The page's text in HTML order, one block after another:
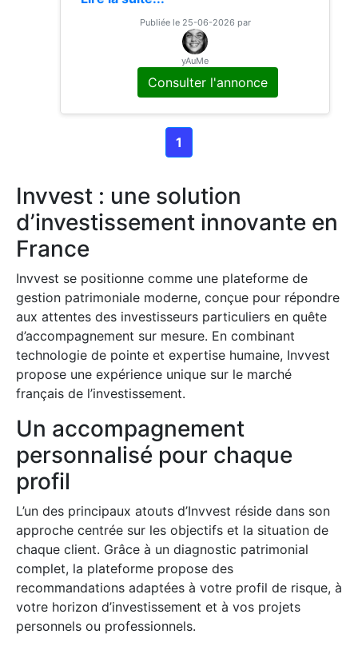
lan : si vous vous inscrivez avec mon
offre de parrainage, vous bénéficiez i
mmédiatement de 10 % de réduction
sur votre première année PRO – et m
oi, je gagne 10 € dès que vous active
z votre abonnement PRO,
Publiée le 25-06-2026 par
yAuMe
Consulter l'annonce
1
Invvest : une solution
d’investissement innovante en
France
Invvest se positionne comme une plateforme de
gestion patrimoniale moderne, conçue pour répondre
aux attentes des investisseurs particuliers en quête
d’accompagnement sur mesure. En combinant
technologie de pointe et expertise humaine, Invvest
propose une expérience unique sur le marché
français de l’investissement.
Un accompagnement
personnalisé pour chaque
profil
L’un des principaux atouts d’Invvest réside dans son
approche centrée sur les objectifs et la situation de
chaque client. Grâce à un diagnostic patrimonial
complet, la plateforme propose des
recommandations adaptées à votre profil de risque, à
votre horizon d’investissement et à vos projets
personnels ou professionnels.